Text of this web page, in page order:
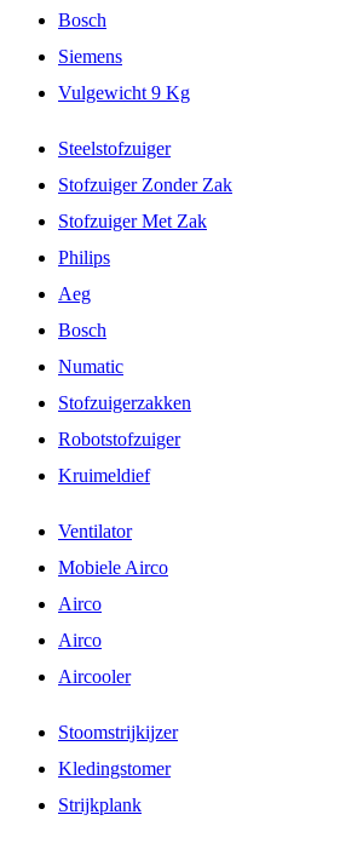
Bosch
Siemens
Vulgewicht 9 Kg
Steelstofzuiger
Stofzuiger Zonder Zak
Stofzuiger Met Zak
Philips
Aeg
Bosch
Numatic
Stofzuigerzakken
Robotstofzuiger
Kruimeldief
Ventilator
Mobiele Airco
Airco
Airco
Aircooler
Stoomstrijkijzer
Kledingstomer
Strijkplank